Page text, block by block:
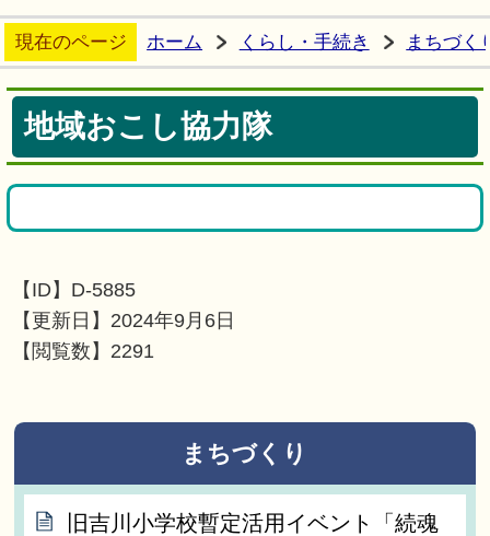
現在のページ ホーム くらし・手続き まちづく
地域おこし協力隊
【ID】 D-5885
【更新日】 2024年9月6日
【閲覧数】 2291
まちづくり
旧吉川小学校暫定活用イベント「続魂